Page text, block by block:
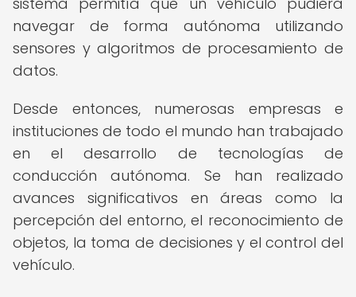
navegar de forma autónoma utilizando
sensores y algoritmos de procesamiento de
datos.
Desde entonces, numerosas empresas e
instituciones de todo el mundo han trabajado
en el desarrollo de tecnologías de
conducción autónoma. Se han realizado
avances significativos en áreas como la
percepción del entorno, el reconocimiento de
objetos, la toma de decisiones y el control del
vehículo.